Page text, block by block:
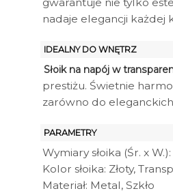
nadaje elegancji każdej
IDEALNY DO WNĘTRZ
Słoik na napój w
prestiżu. Świetnie
zarówno do
PARAMETRY
Wymiary słoika (Śr. x
Kolor słoika: Złoty,
Materiał: Metal, Szkło